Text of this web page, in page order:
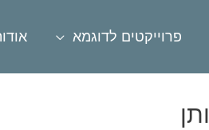
פרוייקטים לדוגמא